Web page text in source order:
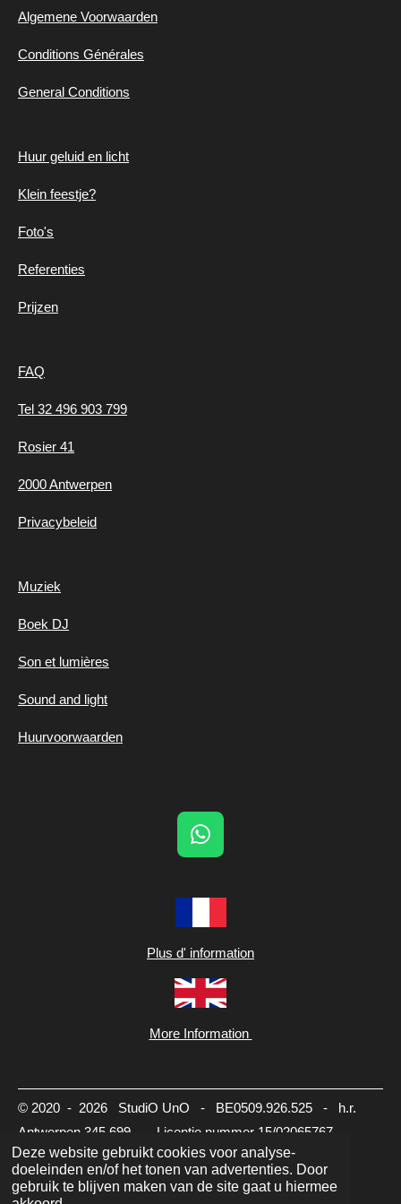
Deze website gebruikt cookies voor analyse-
doeleinden en/of het tonen van advertenties. Door
gebruik te blijven maken van de site gaat u hiermee
Algemene Voorwaarden
Conditions Générales
General Conditions
Huur geluid en licht
Klein feestje?
Foto's
Referenties
Prijzen
FAQ
Tel 32 496 903 799
Rosier 41
2000 Antwerpen
Privacybeleid
Muziek
Boek DJ
Son et lumières
Sound and light
Huurvoorwaarden
W
s
A
p
Plus d' information
More Information
© 2020 - 2026 StudiO UnO - BE0509.926.525 - h.r.
Antwerpen 345.699 - Licentie nummer 15/02065767
-info@studiouno.be